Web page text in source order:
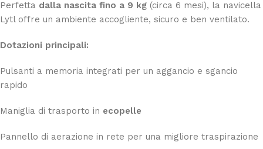
Perfetta dalla nascita fino a 9 kg (circa 6 mesi), la navicella
Lytl offre un ambiente accogliente, sicuro e ben ventilato.
Dotazioni principali:
Pulsanti a memoria integrati per un aggancio e sgancio
rapido
Maniglia di trasporto in ecopelle
Pannello di aerazione in rete per una migliore traspirazione